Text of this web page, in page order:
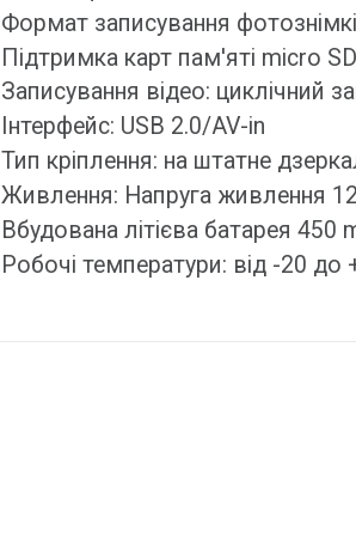
Формат записування
Підтримка карт пам'яті micro
Записування відео: циклічний
Інтерфейс: USB 2.0/AV-in
Тип кріплення: на штатне
Живлення: Напруга живлення
Вбудована літієва батарея 450
Робочі температури: від -20 до